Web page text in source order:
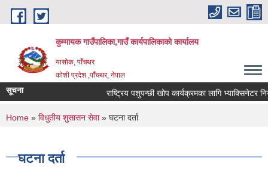
Skip to main content
कुम्मायक गाउँपालिका,गाउँ कार्यपालिकाको कार्यालय
यासोक, पाँचथर
कोशी प्रदेश ,पाँचथर, नेपाल
सूचना राष्ट्रिय पशुपन्छी खोप कार्यक्रमका लागि भ्याक्सिनेटर
You are here
Home » विधुतीय शुसासन सेवा» घटना दर्ता
घटना दर्ता